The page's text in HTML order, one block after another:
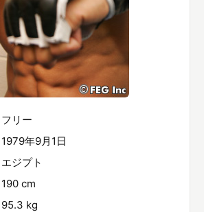
フリー
1979年9月1日
エジプト
190 cm
95.3 kg